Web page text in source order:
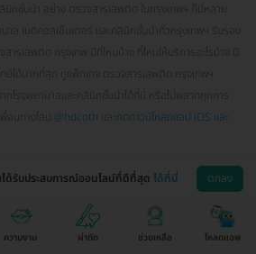
นิกชั้นนำ อย่าง ตรวจสารเสพติด ในกรุงเทพฯ ก็มีหลาย
าล เมดิคอลเซ็นเตอร์ และคลินิกชั้นนำทั่วกรุงเทพฯ รับรอง
ย์ได้มากที่สุด ดูแพ็กเกจ ตรวจสารเสพติด กรุงเทพฯ
ากโรงพยาบาลและคลินิกชั้นนำได้ที่นี่ หรือไม่พลาดทุกการ
อนทางไลน์ @hdcoth
กดดาวน์โหลดแอป iOS และ
ความงาม ผ่าตัด ช่วยเหลือ โหลดแอพ
ได้รับประสบการณ์ออนไลน์ที่ดีที่สุด ได้ที่นี่ ตกลง